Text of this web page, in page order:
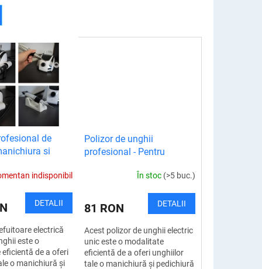
de
si
indisponibil
DETALII
electrică
este o
de a oferi
o manichiură și
Polizor de unghii
profesional - Pentru
În stoc (>5 buc.)
81 RON DETALII
Acest polizor de unghii electric
unic este o modalitate
eficientă de a oferi unghiilor
tale o manichiură și pedichiură